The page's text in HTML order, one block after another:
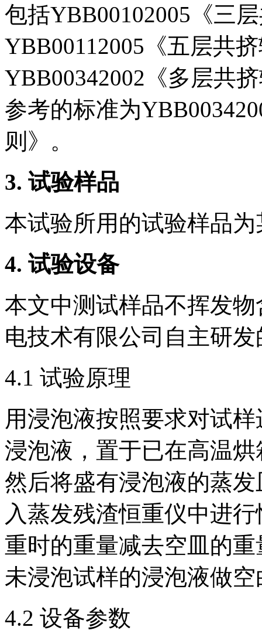
包括YBB00102005《三
YBB00112005《五层共
YBB00342002《多层共
参考的标准为
则》。
3. 试验样品
本试验所用的试验样品
4. 试验设备
本文中测试样品不挥发
电技术有限公司自主研
4.1 试验原理
用浸泡液按照要求对试
浸泡液，置于已在高温
然后将盛有浸泡液的蒸
入蒸发残渣恒重仪中进
重时的重量减去空皿的
未浸泡试样的浸泡液做
4.2 设备参数